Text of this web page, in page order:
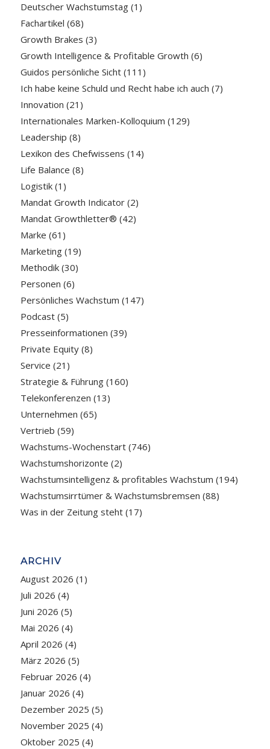
Deutscher Wachstumstag(1)
Fachartikel (68)
Growth Brakes (3)
Growth Intelligence & Profitable Growth (6)
Guidos persönliche Sicht(111)
Ich habe keine Schuld und Recht habe ich auch (7)
Innovation (21)
Internationales Marken-Kolloquium (129)
Leadership (8)
Lexikon des Chefwissens (14)
Life Balance (8)
Logistik(1)
Mandat Growth Indicator(2)
Mandat Growthletter® (42)
Marke (61)
Marketing(19)
Methodik(30)
Personen (6)
Persönliches Wachstum (147)
Podcast(5)
Presseinformationen (39)
Private Equity(8)
Service (21)
Strategie & Führung(160)
Telekonferenzen (13)
Unternehmen (65)
Vertrieb (59)
Wachstums-Wochenstart(746)
Wachstumshorizonte (2)
Wachstumsintelligenz & profitables Wachstum (194)
Wachstumsirrtümer & Wachstumsbremsen (88)
Was in der Zeitung steht(17)
ARCHIV
August 2026 (1)
Juli 2026 (4)
Juni 2026 (5)
Mai 2026 (4)
April 2026 (4)
März 2026 (5)
Februar 2026 (4)
Januar 2026 (4)
Dezember 2025 (5)
November 2025 (4)
Oktober 2025 (4)